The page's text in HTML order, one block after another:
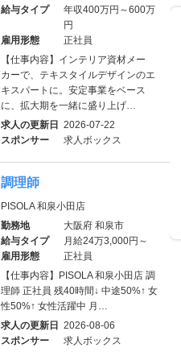
給与タイプ
年収400万円～600万
円
雇用形態
正社員
【仕事内容】インテリア資材メー
カーで、テキスタイルデザインのエ
キスパートに。安定事業をベース
に、拡大期を一緒に盛り上げ…
求人の更新日
2026-07-22
スポンサー
求人ボックス
調理師
PISOLA 和泉小田店
勤務地
大阪府 和泉市
給与タイプ
月給24万3,000円～
雇用形態
正社員
【仕事内容】PISOLA 和泉小田店 調
理師 正社員 残40時間↓ 中途50%↑ 女
性50%↑ 女性活躍中 月…
求人の更新日
2026-08-06
スポンサー
求人ボックス